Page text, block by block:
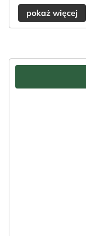
pokaż więcej